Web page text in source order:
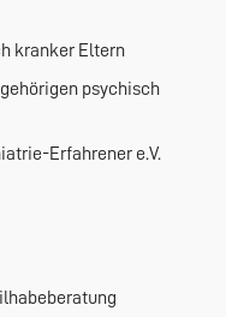
kranker Eltern
psychisch
Erfahrener e.V.